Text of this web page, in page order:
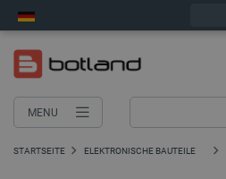
MENU
STARTSEITE ELEKTRONISCHE BAUTEILE